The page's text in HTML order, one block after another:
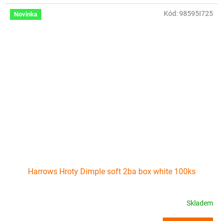
Novinka
Harrows Hroty Dimple soft 2ba box white 100ks
Skladem
Kód:98595I725